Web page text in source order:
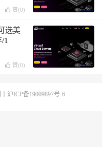
赞(0)
选美
1
赞(0)
沪ICP备19009897号-6